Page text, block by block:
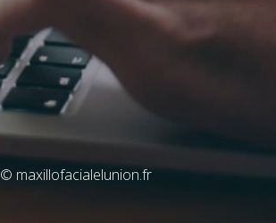
© maxillofacialelunion.fr